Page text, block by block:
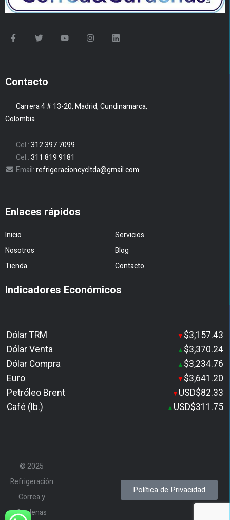
Contacto
Carrera 4 # 13-20, Madrid, Cundinamarca,
Colombia
Cel.:312 397 7099
Cel.:311 819 9181
Email:refrigeracioncycltda@gmail.com
Enlaces rápidos
Inicio
Servicios
Nosotros
Blog
Tienda
Contacto
Indicadores Económicos
Dólar TRM ▼ $3,157.43
Dólar Venta
▲ $3,370.24
Dólar Compra
▲ $3,234.76
Euro
▼ $3,641.20
Petróleo Brent
▼ USD$82.33
Café (lb.)
▲ USD$311.75
© 2025
Refrigeración
Correa y
Cardenas
Política de Privacidad